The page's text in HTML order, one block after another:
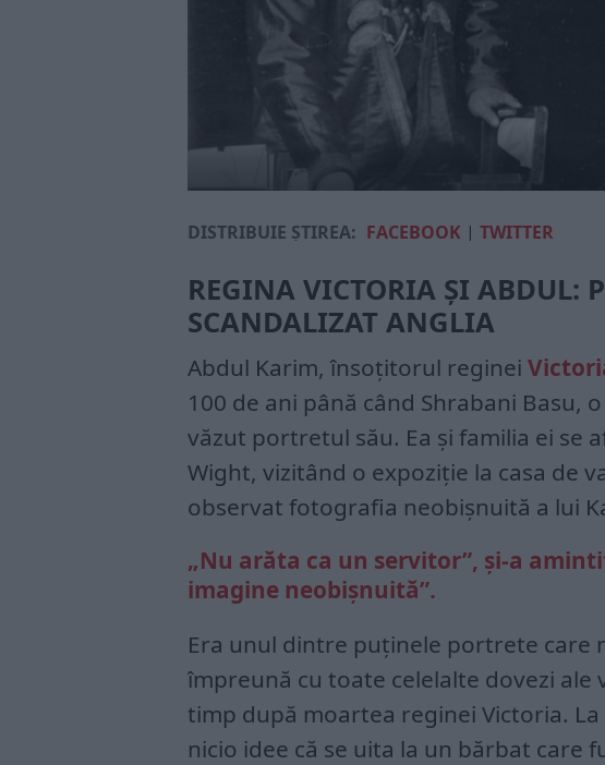
DISTRIBUIE ȘTIREA: FACEBOOK | TWITTER
REGINA VICTORIA ȘI ABDUL:
SCANDALIZAT ANGLIA
Abdul Karim, însoțitorul reginei
100 de ani până când Shrabani Basu,
văzut portretul său. Ea și familia ei se
Wight, vizitând o expoziție la casa de
observat fotografia neobișnuită a lui
„Nu arăta ca un servitor”, și-a
imagine neobișnuită”.
Era unul dintre puținele portrete care
împreună cu toate celelalte dovezi ale
timp după moartea reginei Victoria.
nicio idee că se uita la un bărbat care